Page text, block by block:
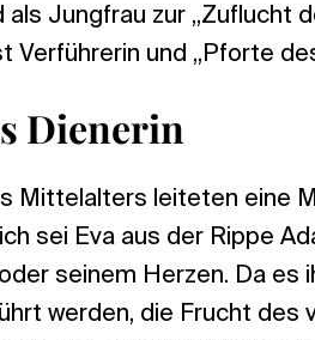
als Jungfrau zur „Zuflucht
Verführerin und „Pforte
Dienerin
Mittelalters leiteten eine
sei Eva aus der Rippe
seinem Herzen. Da es
werden, die Frucht des